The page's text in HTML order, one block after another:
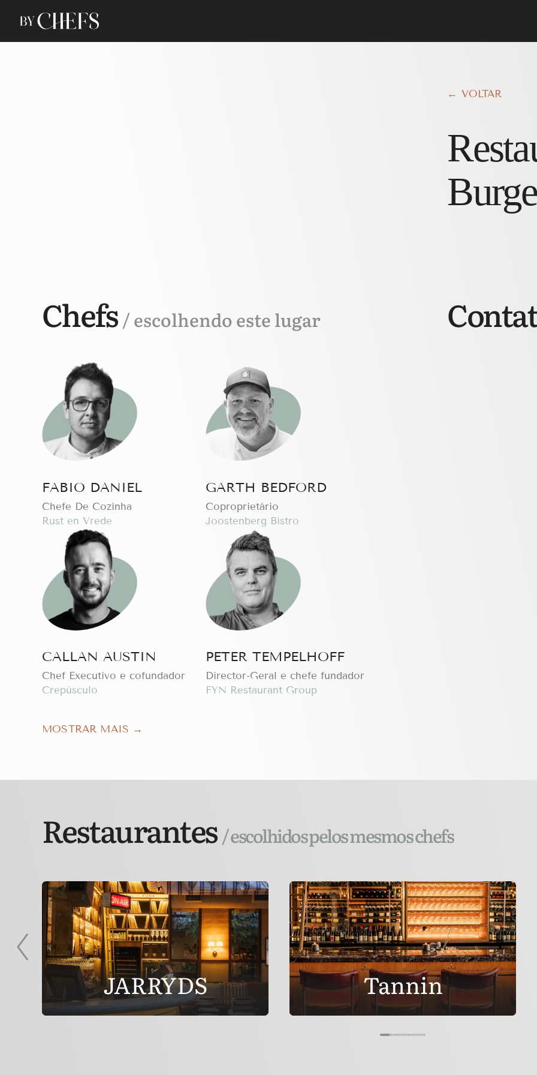
← VOLTAR
Chefs / escolhendo este lugar
FABIO DANIEL
Chefe De Cozinha
Rust en Vrede
GARTH BEDFORD
Coproprietário
Joostenberg Bistro
CALLAN AUSTIN
Chef Executivo e cofundador
Crepúsculo
PETER TEMPELHOFF
Director-Geral e chefe fundador
FYN Restaurant Group
MOSTRAR MAIS →
Restaurantes / escolhidos pelos mesmos chefs
JARRYDS Tannin